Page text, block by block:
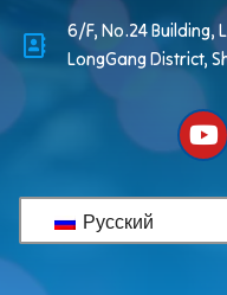
6/F, No.24 Building,
LongGang District,
Русский